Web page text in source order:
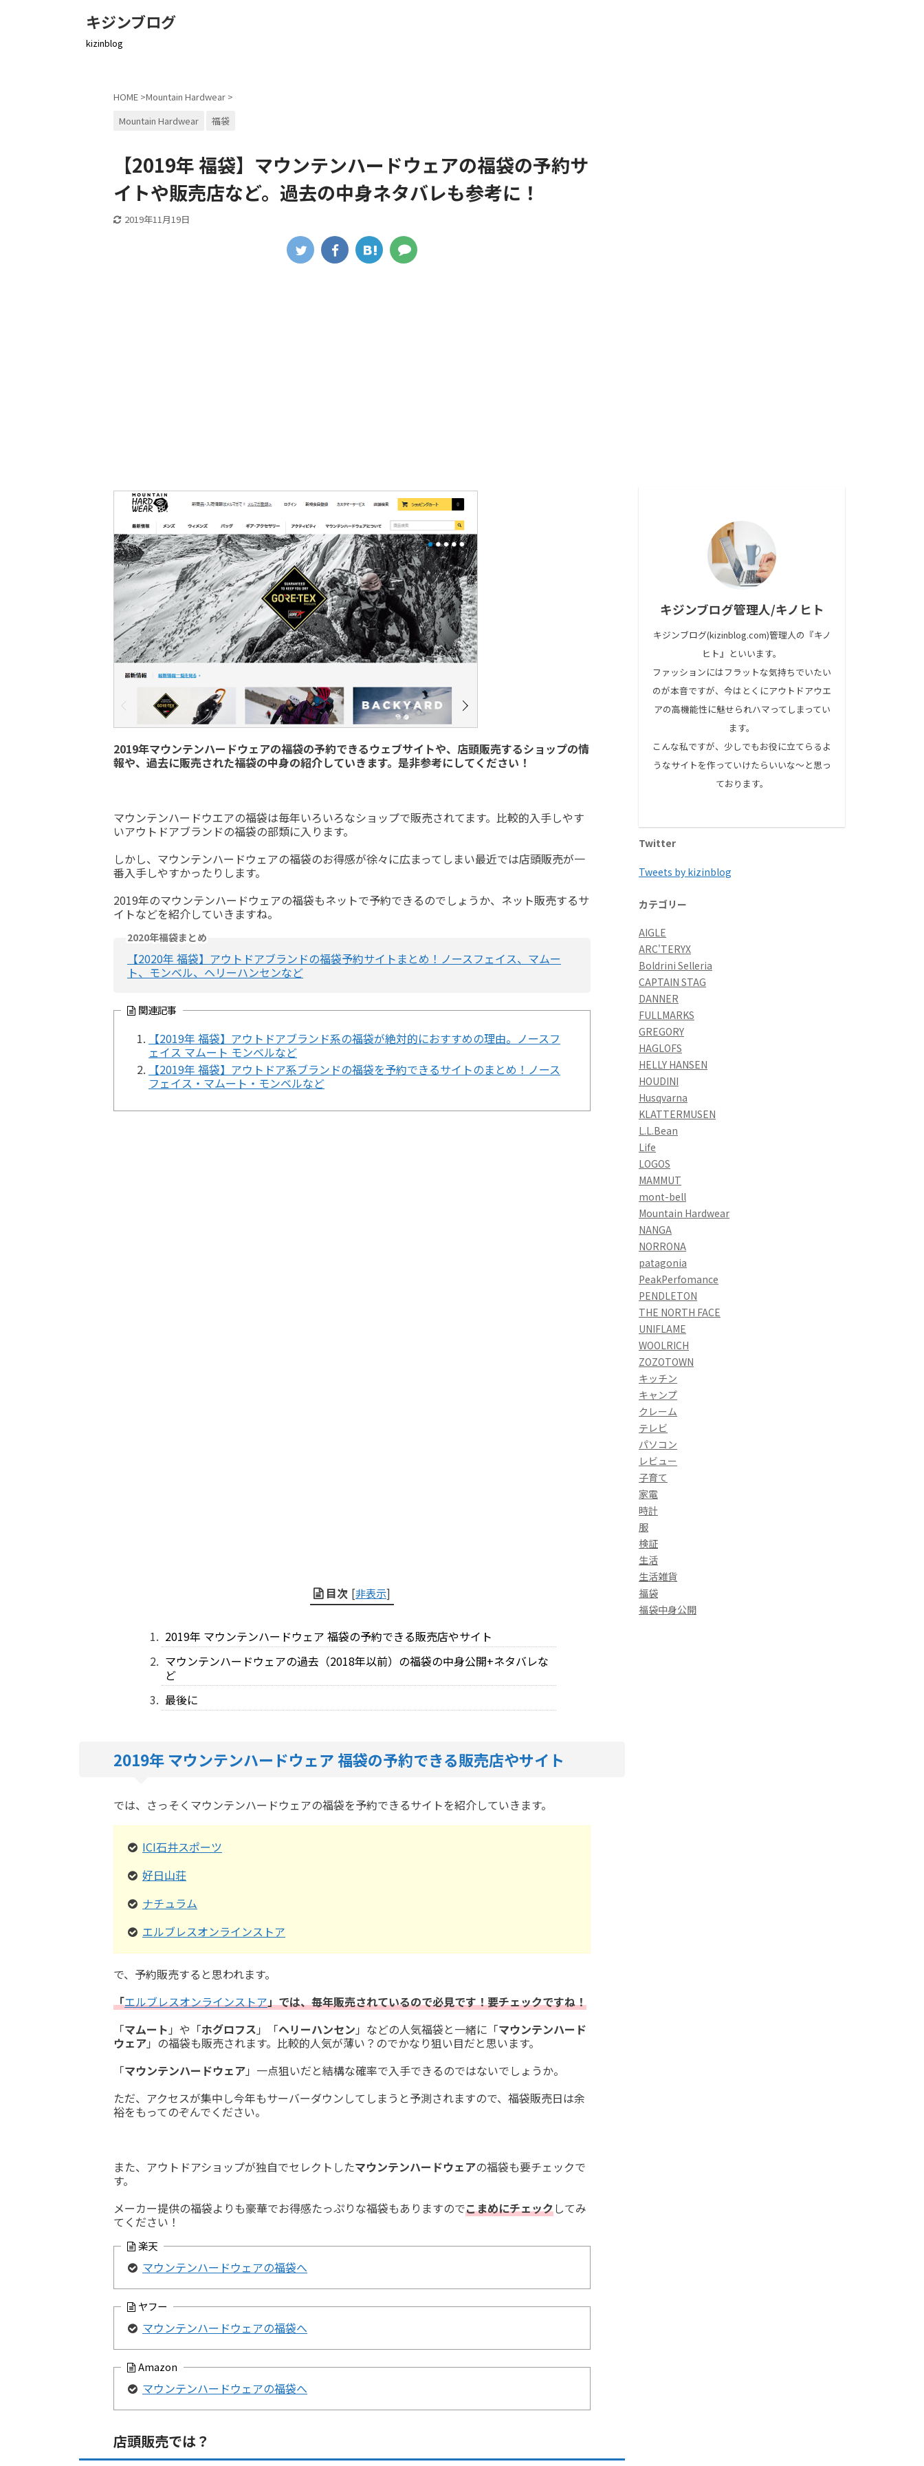
キジンブログ
kizinblog
HOME >Mountain Hardwear >
Mountain Hardwear
福袋
【2019年 福袋】マウンテンハードウェアの福袋の予約サ
イトや販売店など。過去の中身ネタバレも参考に！
2019年11月19日
2019年マウンテンハードウェアの福袋の予約できるウェブサイトや、店頭販売するショップの情
報や、過去に販売された福袋の中身の紹介していきます。是非参考にしてください！
マウンテンハードウエアの福袋は毎年いろいろなショップで販売されてます。比較的入手しやす
いアウトドアブランドの福袋の部類に入ります。
しかし、マウンテンハードウェアの福袋のお得感が徐々に広まってしまい最近では店頭販売が一
番入手しやすかったりします。
2019年のマウンテンハードウェアの福袋もネットで予約できるのでしょうか、ネット販売するサ
イトなどを紹介していきますね。
2020年福袋まとめ
【2020年 福袋】アウトドアブランドの福袋予約サイトまとめ！ノースフェイス、マムー
ト、モンベル、ヘリーハンセンなど
関連記事
【2019年 福袋】アウトドアブランド系の福袋が絶対的におすすめの理由。ノースフ
ェイス マムート モンベルなど
【2019年 福袋】アウトドア系ブランドの福袋を予約できるサイトのまとめ！ノース
フェイス・マムート・モンベルなど
目次 [非表示]
2019年 マウンテンハードウェア 福袋の予約できる販売店やサイト
マウンテンハードウェアの過去（2018年以前）の福袋の中身公開+ネタバレな
ど
最後に
2019年 マウンテンハードウェア 福袋の予約できる販売店やサイト
では、さっそくマウンテンハードウェアの福袋を予約できるサイトを紹介していきます。
ICI石井スポーツ
好日山荘
ナチュラム
エルブレスオンラインストア
で、予約販売すると思われます。
「エルブレスオンラインストア」では、毎年販売されているので必見です！要チェックですね！
「マムート 」や「ホグロフス 」「ヘリーハンセン 」などの人気福袋と一緒に「マウンテンハード
ウェア」の福袋も販売されます。比較的人気が薄い？のでかなり狙い目だと思います。
「マウンテンハードウェア」一点狙いだと結構な確率で入手できるのではないでしょうか。
ただ、アクセスが集中し今年もサーバーダウンしてしまうと予測されますので、福袋販売日は余
裕をもってのぞんでください。
また、アウトドアショップが独自でセレクトしたマウンテンハードウェアの福袋も要チェックで
す。
メーカー提供の福袋よりも豪華でお得感たっぷりな福袋もありますのでこまめにチェックしてみ
てください！
楽天
マウンテンハードウェアの福袋へ
ヤフー
マウンテンハードウェアの福袋へ
Amazon
マウンテンハードウェアの福袋へ
店頭販売では？
キジンブログ管理人/キノヒト
キジンブログ(kizinblog.com)管理人の『キノ
ヒト』といいます。
ファッションにはフラットな気持ちでいたい
のが本音ですが、今はとくにアウトドアウエ
アの高機能性に魅せられハマってしまってい
ます。
こんな私ですが、少しでもお役に立てらるよ
うなサイトを作っていけたらいいな～と思っ
ております。
Twitter
Tweets by kizinblog
カテゴリー
AIGLE
ARC'TERYX
Boldrini Selleria
CAPTAIN STAG
DANNER
FULLMARKS
GREGORY
HAGLOFS
HELLY HANSEN
HOUDINI
Husqvarna
KLATTERMUSEN
L.L.Bean
Life
LOGOS
MAMMUT
mont-bell
Mountain Hardwear
NANGA
NORRONA
patagonia
PeakPerfomance
PENDLETON
THE NORTH FACE
UNIFLAME
WOOLRICH
ZOZOTOWN
キッチン
キャンプ
クレーム
テレビ
パソコン
レビュー
子育て
家電
時計
服
検証
生活
生活雑貨
福袋
福袋中身公開